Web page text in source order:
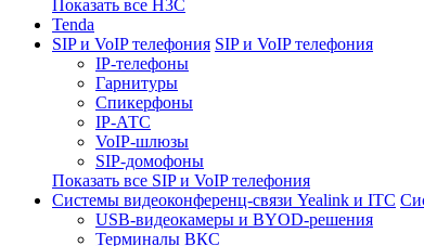
Показать все H3C
Tenda
SIP и VoIP телефония SIP и VoIP телефония
IP-телефоны
Гарнитуры
Спикерфоны
IP-АТС
VoIP-шлюзы
SIP-домофоны
Показать все SIP и VoIP телефония
Системы видеоконференц-связи Yealink и ITC
USB-видеокамеры и BYOD-решения
Терминалы ВКС